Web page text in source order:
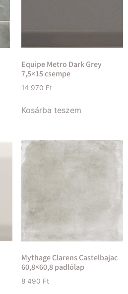
Equipe Metro Dark Grey
7,5×15 csempe
14 970 Ft
Kosárba teszem
Mythage Clarens Castelbajac
60,8×60,8 padlólap
8 490 Ft